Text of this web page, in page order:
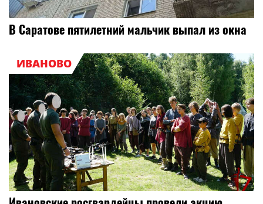
В Саратове пятилетний мальчик выпал из окна
ИВАНОВО